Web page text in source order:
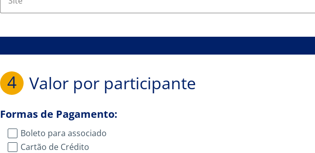
4 Valor por participante
Formas de Pagamento:
Boleto para associado
Cartão de Crédito